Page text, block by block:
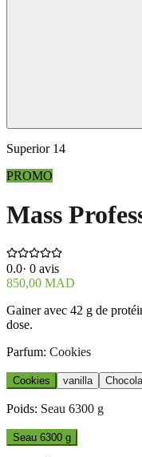
Superior 14
PROMO
Mass
0.0· 0 avis
850,00 MAD
Gainer avec 42 g de
dose.
Parfum: Cookies
Cookies vanilla
Poids: Seau 6300 g
Seau 6300 g